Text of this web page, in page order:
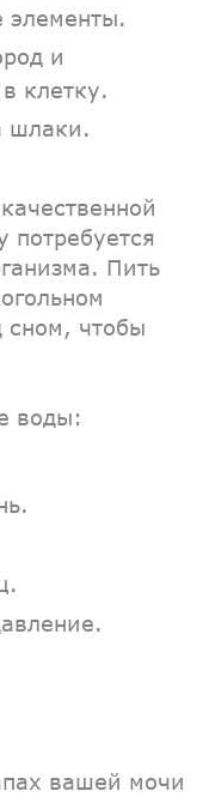
элементы.
и
клетку.
шлаки.
Пить
сном, чтобы
воды:
вашей мочи